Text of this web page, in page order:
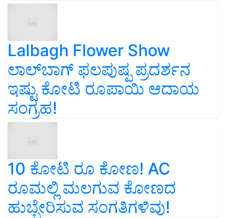
Lalbagh Flower Show
ಲಾಲ್‌ಬಾಗ್ ಫಲಪುಷ್ಪ ಪ್ರದರ್ಶನ
ಇಷ್ಟು ಕೋಟಿ ರೂಪಾಯಿ ಆದಾಯ
ಸಂಗ್ರಹ!
10 ಕೋಟಿ ರೂ ಕೋಣ! AC
ರೂಮಲ್ಲಿ ಮಲಗುವ ಕೋಣದ
ಹುಬ್ಬೇರಿಸುವ ಸಂಗತಿಗಳಿವು!